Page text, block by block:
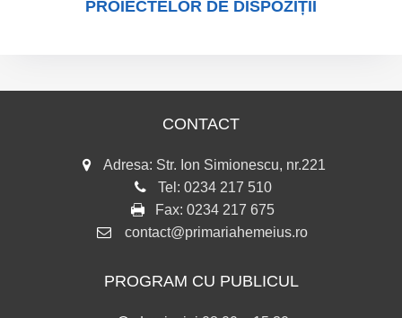
PROIECTELOR DE DISPOZIȚII
CONTACT
Adresa: Str. Ion Simionescu, nr.221
Tel: 0234 217 510
Fax: 0234 217 675
contact@primariahemeius.ro
PROGRAM CU PUBLICUL